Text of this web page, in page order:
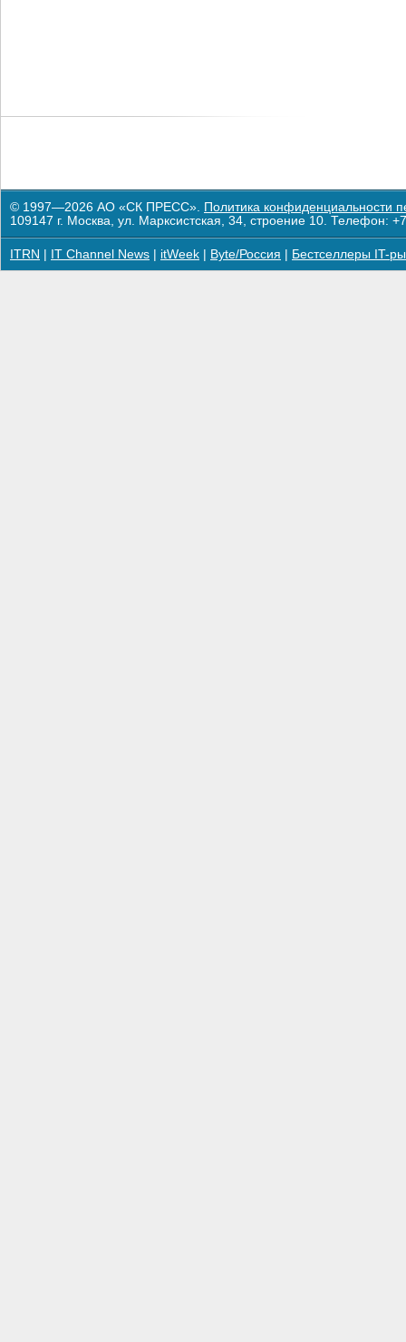
© 1997—2026 АО «СК ПРЕСС». Политика конфиденциальности
109147 г. Москва, ул. Марксистская, 34, строение 10. Телефон:
ITRN IT Channel News itWeek Byte/Россия Бестселлеры IT-